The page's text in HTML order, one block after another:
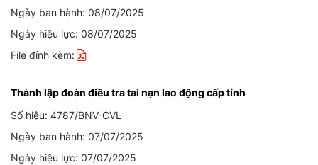
Ngày ban hành: 08/07/2025
Ngày hiệu lực: 08/07/2025
File đính kèm:
Thành lập đoàn điều tra tai nạn lao động cấp tỉnh
Số hiệu: 4787/BNV-CVL
Ngày ban hành: 07/07/2025
Ngày hiệu lực: 07/07/2025